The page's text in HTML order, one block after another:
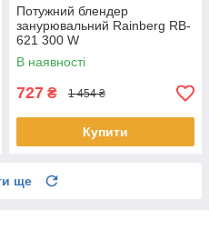
Потужний блендер
занурювальний Rainberg RB-
621 300 W
багатофункціональний
занурювальний ручний
подрібнювач
В наявності
727 ₴ 1 454 ₴
Купити
ще